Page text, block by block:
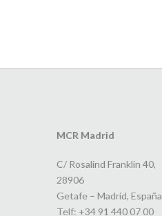
MCR Madrid
C/ Rosalind Franklin 40,
28906
Getafe – Madrid, España
Telf: +34 91 440 07 00